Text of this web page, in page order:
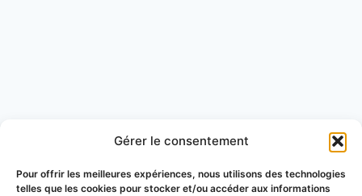
Gérer le consentement
Pour offrir les meilleures expériences, nous utilisons des technologies
telles que les cookies pour stocker et/ou accéder aux informations